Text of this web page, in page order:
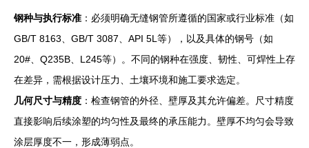
钢种与执行标准 ：必须明确无缝钢管所遵循的国家或行业标准（如
GB/T 8163、GB/T 3087、API 5L等），以及具体的钢号（如
20#、Q235B、L245等）。不同的钢种在强度、韧性、可焊性上存
在差异，需根据设计压力、土壤环境和施工要求选定。
几何尺寸与精度 ：检查钢管的外径、壁厚及其允许偏差。尺寸精度
直接影响后续涂塑的均匀性及最终的承压能力。壁厚不均匀会导致
涂层厚度不一，形成薄弱点。